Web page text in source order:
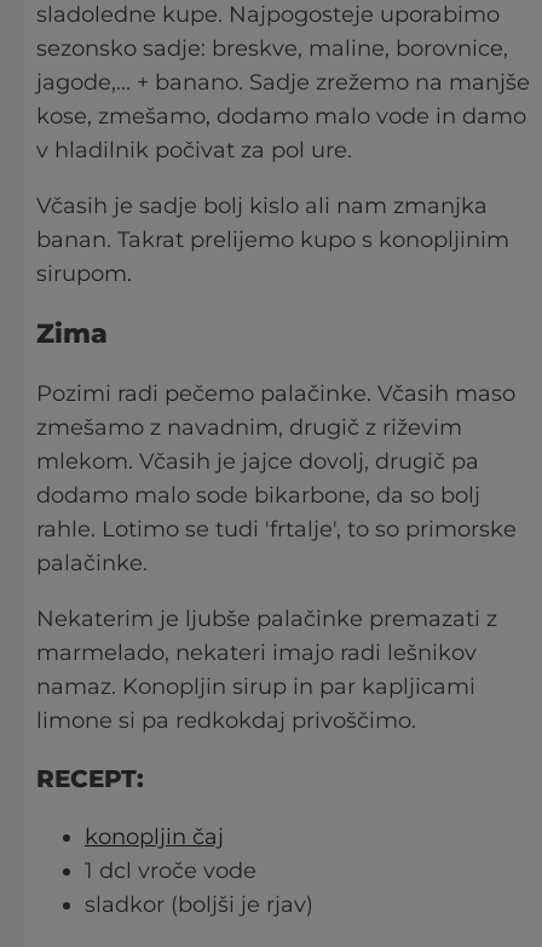
sladoledne kupe. Najpogosteje uporabimo
sezonsko sadje: breskve, maline, borovnice,
jagode,... + banano. Sadje zrežemo na manjše
kose, zmešamo, dodamo malo vode in damo
v hladilnik počivat za pol ure.
Včasih je sadje bolj kislo ali nam zmanjka
banan. Takrat prelijemo kupo s konopljinim
sirupom.
Zima
Pozimi radi pečemo palačinke. Včasih maso
zmešamo z navadnim, drugič z riževim
mlekom. Včasih je jajce dovolj, drugič pa
dodamo malo sode bikarbone, da so bolj
rahle. Lotimo se tudi 'frtalje', to so primorske
palačinke.
Nekaterim je ljubše palačinke premazati z
marmelado, nekateri imajo radi lešnikov
namaz. Konopljin sirup in par kapljicami
limone si pa redkokdaj privoščimo.
RECEPT:
konopljin čaj
1 dcl vroče vode
sladkor (boljši je rjav)